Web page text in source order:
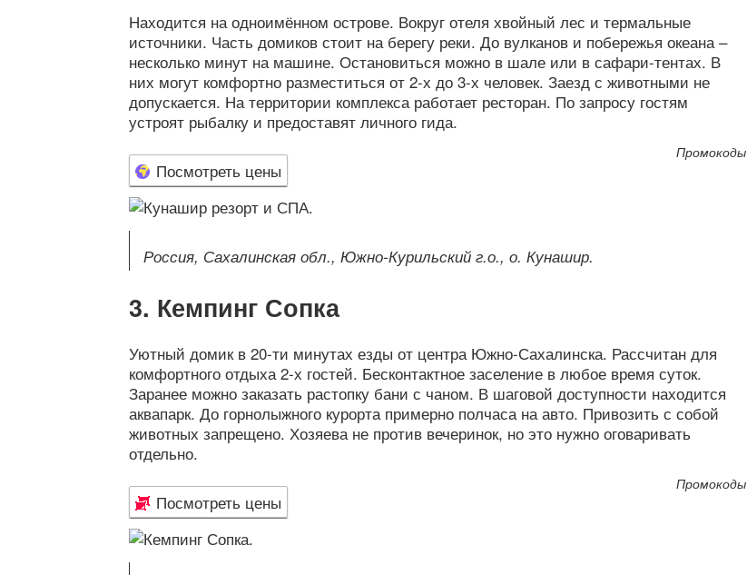
Находится на одноимённом острове. Вокруг отеля хвойный лес и термальные
источники. Часть домиков стоит на берегу реки. До вулканов и побережья океана –
несколько минут на машине. Остановиться можно в шале или в сафари-тентах. В
них могут комфортно разместиться от 2-х до 3-х человек. Заезд с животными не
допускается. На территории комплекса работает ресторан. По запросу гостям
устроят рыбалку и предоставят личного гида.
Посмотреть цены
Промокоды
Россия, Сахалинская обл., Южно-Курильский г.о., о. Кунашир.
Кемпинг Сопка
Уютный домик в 20-ти минутах езды от центра Южно-Сахалинска. Рассчитан для
комфортного отдыха 2-х гостей. Бесконтактное заселение в любое время суток.
Заранее можно заказать растопку бани с чаном. В шаговой доступности находится
аквапарк. До горнолыжного курорта примерно полчаса на авто. Привозить с собой
животных запрещено. Хозяева не против вечеринок, но это нужно оговаривать
отдельно.
Посмотреть цены
Промокоды